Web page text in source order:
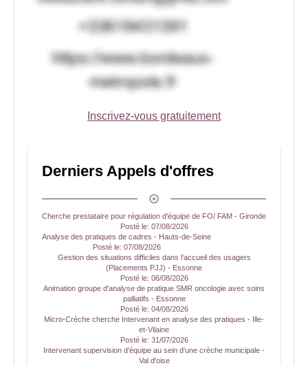
Inscrivez-vous gratuitement
Derniers Appels d'offres
Cherche prestataire pour régulation d'équipe de FO/ FAM - Gironde
Posté le: 07/08/2026
Analyse des pratiques de cadres - Hauts-de-Seine
Posté le: 07/08/2026
Gestion des situations difficiles dans l’accueil des usagers
(Placements PJJ) - Essonne
Posté le: 06/08/2026
Animation groupe d'analyse de pratique SMR oncologie avec soins
palliatifs - Essonne
Posté le: 04/08/2026
Micro-Crèche cherche Intervenant en analyse des pratiques - Ille-
et-Vilaine
Posté le: 31/07/2026
Intervenant supervision d'équipe au sein d'une crèche municipale -
Val d'oise